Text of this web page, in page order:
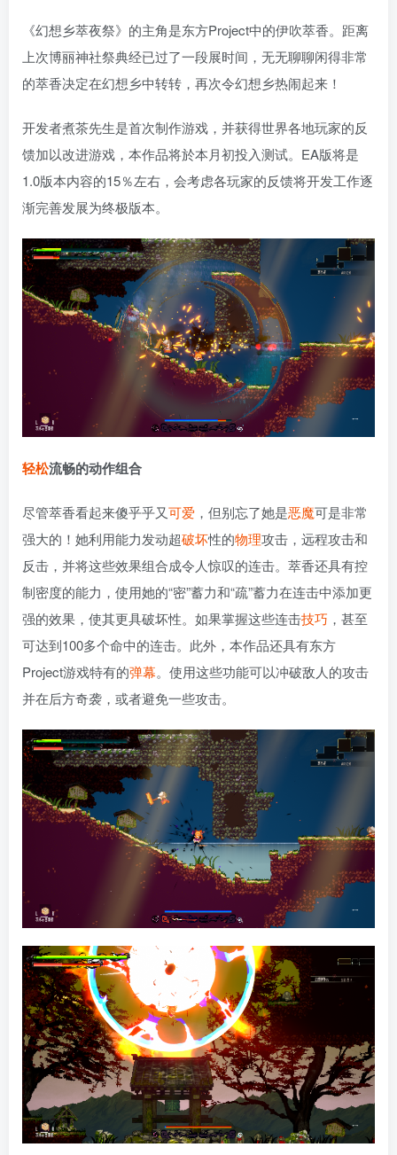
《幻想乡萃夜祭》的主角是东方Project中的伊吹萃香。距离
上次博丽神社祭典经已过了一段展时间，无无聊聊闲得非常
的萃香决定在幻想乡中转转，再次令幻想乡热闹起来！
开发者煮茶先生是首次制作游戏，并获得世界各地玩家的反
馈加以改进游戏，本作品将於本月初投入测试。EA版将是
1.0版本内容的15％左右，会考虑各玩家的反馈将开发工作逐
渐完善发展为终极版本。
轻松流畅的动作组合
尽管萃香看起来傻乎乎又可爱 ，但别忘了她是恶魔可是非常
强大的！她利用能力发动超破坏性的物理攻击，远程攻击和
反击，并将这些效果组合成令人惊叹的连击。萃香还具有控
制密度的能力，使用她的“密”蓄力和“疏”蓄力在连击中添加更
强的效果，使其更具破坏性。如果掌握这些连击技巧 ，甚至
可达到100多个命中的连击。此外，本作品还具有东方
Project游戏特有的弹幕。使用这些功能可以冲破敌人的攻击
并在后方奇袭，或者避免一些攻击。